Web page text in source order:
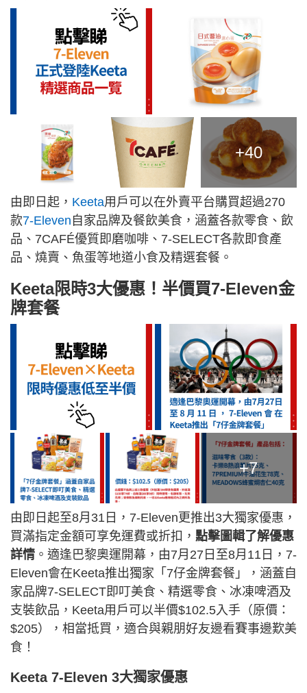
+40
由即日起， Keeta用戶可以在外賣平台購買超過270
款7-Eleven 自家品牌及餐飲美食，涵蓋各款零食、飲
品、7CAFÉ優質即磨咖啡、7-SELECT各款即食產
品、燒賣、魚蛋等地道小食及精選套餐。
Keeta限時3大優惠！半價買7-Eleven金
牌套餐
+7
由即日起至8月31日，7-Eleven更推出3大獨家優惠，
買滿指定金額可享免運費或折扣， 點擊圖輯了解優惠
詳情 。適逢巴黎奧運開幕，由7月27日至8月11日，7-
Eleven會在Keeta推出獨家「7仔金牌套餐」，涵蓋自
家品牌7-SELECT即叮美食、精選零食、冰凍啤酒及
支裝飲品，Keeta用戶可以半價$102.5入手（原價：
$205），相當抵買，適合與親朋好友邊看賽事邊歎美
食！
Keeta 7-Eleven 3大獨家優惠